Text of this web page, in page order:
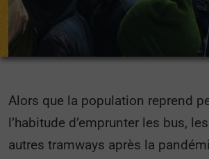
Alors que la population reprend
l’habitude d’emprunter les bus,
autres tramways après la